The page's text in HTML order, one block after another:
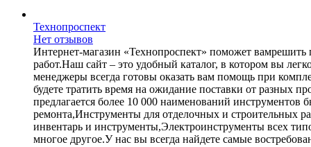
Технопроспект
Нет отзывов
Интернет-магазин «Технопроспект» поможет
работ.Наш сайт – это удобный каталог, в котором вы
менеджеры всегда готовы оказать вам помощь при
будете тратить время на ожидание поставки от
предлагается более 10 000 наименований
ремонта,Инструменты для отделочных и строительных
инвентарь и инструменты,Электроинструменты всех
многое другое.У нас вы всегда найдете самые